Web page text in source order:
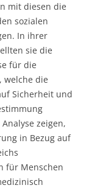
mit diesen die
sozialen
In ihrer
sie die
für die
welche die
Sicherheit und
zeigen,
in Bezug auf
für Menschen